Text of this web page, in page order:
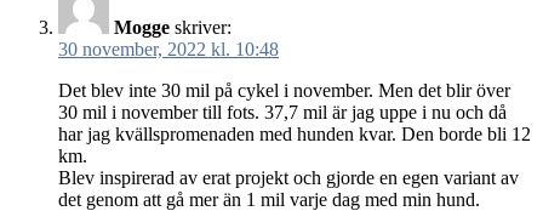
Mogge skriver:
30 november, 2022 kl. 10:48
Det blev inte 30 mil på cykel i november. Men det blir över
30 mil i november till fots. 37,7 mil är jag uppe i nu och då
har jag kvällspromenaden med hunden kvar. Den borde bli 12
km.
Blev inspirerad av erat projekt och gjorde en egen variant av
det genom att gå mer än 1 mil varje dag med min hund.